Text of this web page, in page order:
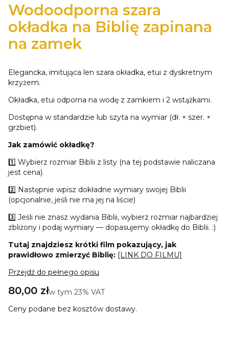
Wodoodporna szara
okładka na Biblię zapinana
na zamek
Elegancka, imitująca len szara okładka, etui z dyskretnym
krzyżem.
Okładka, etui odporna na wodę z zamkiem i 2 wstążkami.
Dostępna w standardzie lub szyta na wymiar (dł. × szer. ×
grzbiet).
Jak zamówić okładkę?
1️⃣ Wybierz rozmiar Biblii z listy (na tej podstawie naliczana
jest cena).
2️⃣ Następnie wpisz dokładne wymiary swojej Biblii
(opcjonalnie, jeśli nie ma jej na liście)
3️⃣ Jeśli nie znasz wydania Biblii, wybierz rozmiar najbardziej
zbliżony i podaj wymiary — dopasujemy okładkę do Biblii. :)
Tutaj znajdziesz krótki film pokazujący, jak
prawidłowo zmierzyć Biblię: [LINK DO FILMU]
Przejdź do pełnego opisu
Cena
80,00 złw tym 23% VAT
w tym 23% VAT
Ceny podane bez kosztów dostawy.